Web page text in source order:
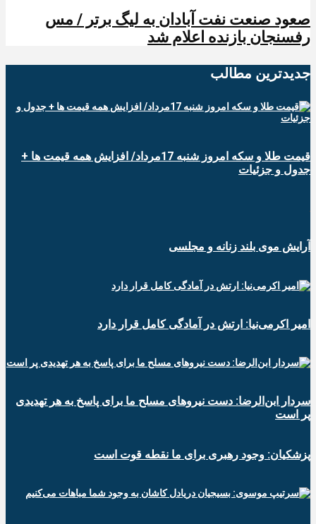
صعود صنعت نفت آبادان به لیگ برتر / مس
رفسنجان بازنده اعلام شد
جدیدترین‌ مطالب
قیمت طلا و سکه امروز شنبه 17مرداد/ افزایش همه قیمت ها +
جدول و جزئیات
آرایش موی بلند زنانه و مجلسی
امیر اکرمی‌نیا: ارتش در آمادگی کامل قرار دارد
سردار ابن‌الرضا: دست نیروهای مسلح ما برای پاسخ به هر تهدیدی
پر است
پزشکیان: وجود رهبری برای ما نقطه قوت است